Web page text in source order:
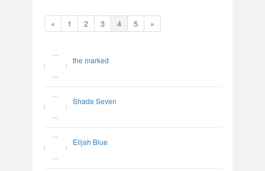
« 1 2 3 4 5 »
the marked
Shade Seven
Elijah Blue